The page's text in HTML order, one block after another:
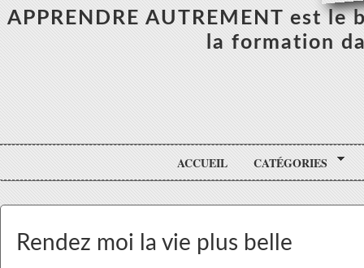
APPRENDRE AUTREMENT est
la formation
ACCUEIL CATÉGORIES
Rendez moi la vie plus belle